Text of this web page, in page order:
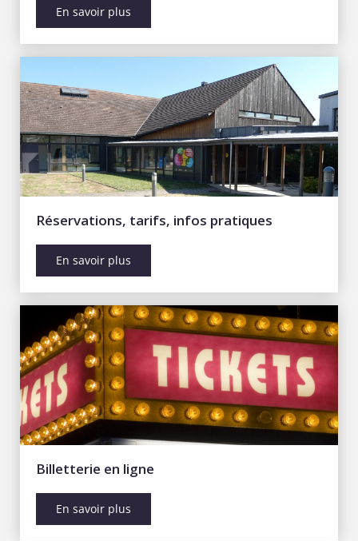
En savoir plus
Réservations, tarifs, infos pratiques
En savoir plus
Billetterie en ligne
En savoir plus